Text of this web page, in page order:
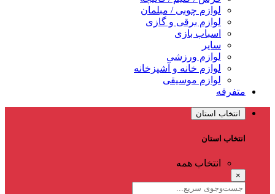
لوازم چوبی / مبلمان
لوازم برقی و گازی
اسباب بازی
سایر
لوازم ورزشی
لوازم خانه و آشپزخانه
لوازم موسیقی
متفرقه
انتخاب استان
انتخاب استان
انتخاب همه
×